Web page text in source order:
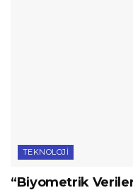
TEKNOLOJI
“Biyometrik